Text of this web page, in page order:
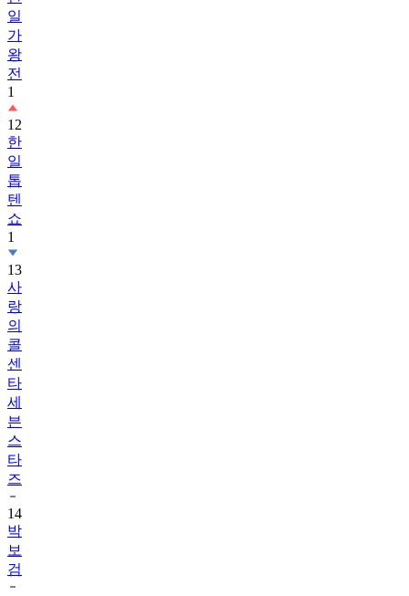
일
가
왕
전
1
12
한
일
톱
텐
쇼
1
13
사
랑
의
콜
센
타
세
븐
스
타
즈
14
박
보
검